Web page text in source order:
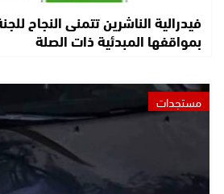
فيدرالية الناشرين تتمنى النجاح
بمواقفها المبدئية ذات الصلة
مستجدات